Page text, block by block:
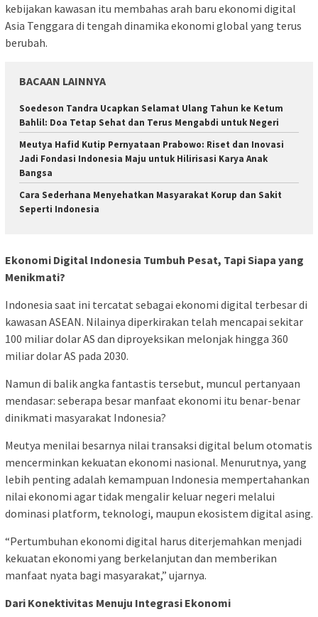
kebijakan kawasan itu membahas arah baru ekonomi digital
Asia Tenggara di tengah dinamika ekonomi global yang terus
berubah.
BACAAN LAINNYA
Soedeson Tandra Ucapkan Selamat Ulang Tahun ke Ketum
Bahlil: Doa Tetap Sehat dan Terus Mengabdi untuk Negeri
Meutya Hafid Kutip Pernyataan Prabowo: Riset dan Inovasi
Jadi Fondasi Indonesia Maju untuk Hilirisasi Karya Anak
Bangsa
Cara Sederhana Menyehatkan Masyarakat Korup dan Sakit
Seperti Indonesia
Ekonomi Digital Indonesia Tumbuh Pesat, Tapi Siapa yang
Menikmati?
Indonesia saat ini tercatat sebagai ekonomi digital terbesar di
kawasan ASEAN. Nilainya diperkirakan telah mencapai sekitar
100 miliar dolar AS dan diproyeksikan melonjak hingga 360
miliar dolar AS pada 2030.
Namun di balik angka fantastis tersebut, muncul pertanyaan
mendasar: seberapa besar manfaat ekonomi itu benar-benar
dinikmati masyarakat Indonesia?
Meutya menilai besarnya nilai transaksi digital belum otomatis
mencerminkan kekuatan ekonomi nasional. Menurutnya, yang
lebih penting adalah kemampuan Indonesia mempertahankan
nilai ekonomi agar tidak mengalir keluar negeri melalui
dominasi platform, teknologi, maupun ekosistem digital asing.
“Pertumbuhan ekonomi digital harus diterjemahkan menjadi
kekuatan ekonomi yang berkelanjutan dan memberikan
manfaat nyata bagi masyarakat,” ujarnya.
Dari Konektivitas Menuju Integrasi Ekonomi